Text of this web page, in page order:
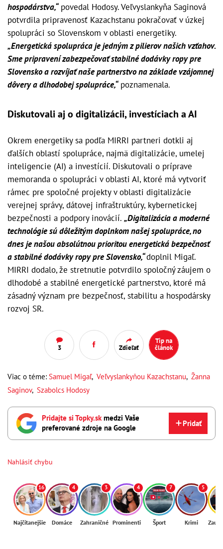
hospodárstva,“povedal Hodosy. Veľvyslankyňa Saginová
potvrdila pripravenosť Kazachstanu pokračovať v úzkej
spolupráci so Slovenskom v oblasti energetiky.
„Energetická spolupráca je jedným z pilierov našich vzťahov.
Sme pripravení zabezpečovať stabilné dodávky ropy pre
Slovensko a rozvíjať naše partnerstvo na základe vzájomnej
dôvery a dlhodobej spolupráce,“poznamenala.
Diskutovali aj o digitalizácii, investíciach a AI
Okrem energetiky sa podľa MIRRI partneri dotkli aj
ďalších oblastí spolupráce, najmä digitalizácie, umelej
inteligencie (AI) a investícií. Diskutovali o príprave
memoranda o spolupráci v oblasti AI, ktoré má vytvoriť
rámec pre spoločné projekty v oblasti digitalizácie
verejnej správy, dátovej infraštruktúry, kybernetickej
bezpečnosti a podpory inovácií. „Digitalizácia a moderné
technológie sú dôležitým doplnkom našej spolupráce, no
dnes je našou absolútnou prioritou energetická bezpečnosť
a stabilné dodávky ropy pre Slovensko,“doplnil Migaľ.
MIRRI dodalo, že stretnutie potvrdilo spoločný záujem o
dlhodobé a stabilné energetické partnerstvo, ktoré má
zásadný význam pre bezpečnosť, stabilitu a hospodársky
rozvoj SR.
3 Zdieľať
Tip na
článok
Viac o téme: Samuel Migaľ, Veľvyslankyňou Kazachstanu, Žanna
Saginov, Szabolcs Hodosy
Pridajte si Topky.skmedzi Vaše
preferované zdroje na Google
Pridať
Nahlásiť chybu
16
Najčítanejšie
4
Domáce
3
Zahraničné
4
Prominenti
7
Šport
5
Krimi